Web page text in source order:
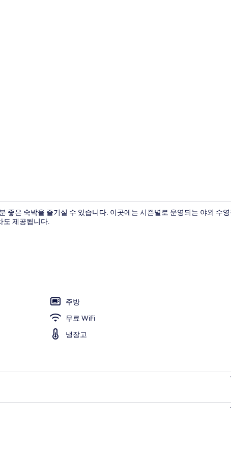
좋은 숙박을 즐기실 수 있습니다. 이곳에는 시즌별로 운영되는 야외 수영
도 제공됩니다.
주방
무료 WiFi
냉장고